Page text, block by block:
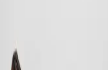
ventiler og
før- og efter-billeder.